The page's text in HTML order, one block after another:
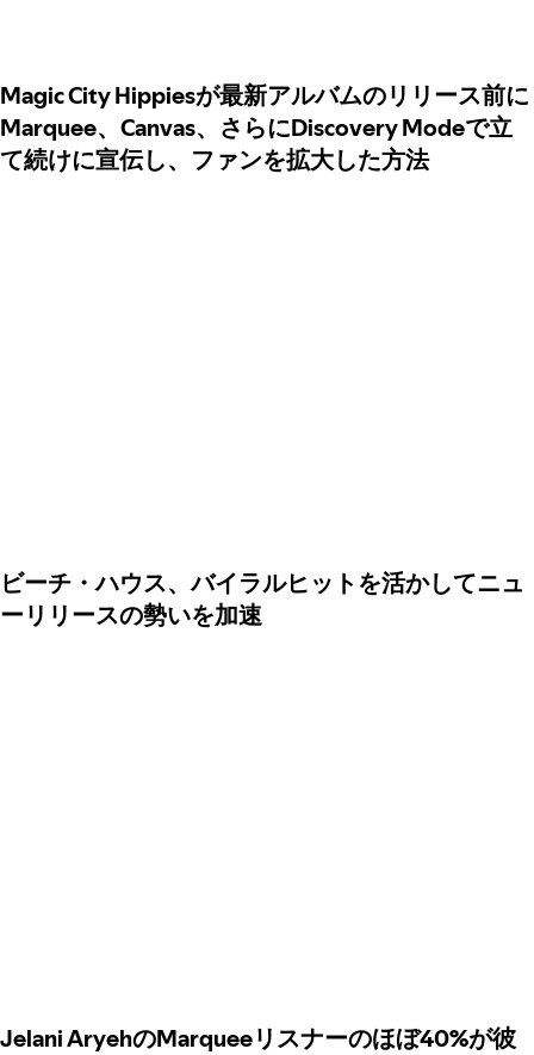
Magic City Hippiesが最新アルバムのリリース前に
Marquee、Canvas、さらにDiscovery Modeで立
て続けに宣伝し、ファンを拡大した方法
ビーチ・ハウス、バイラルヒットを活かしてニュ
ーリリースの勢いを加速
Jelani AryehのMarqueeリスナーのほぼ40%が彼